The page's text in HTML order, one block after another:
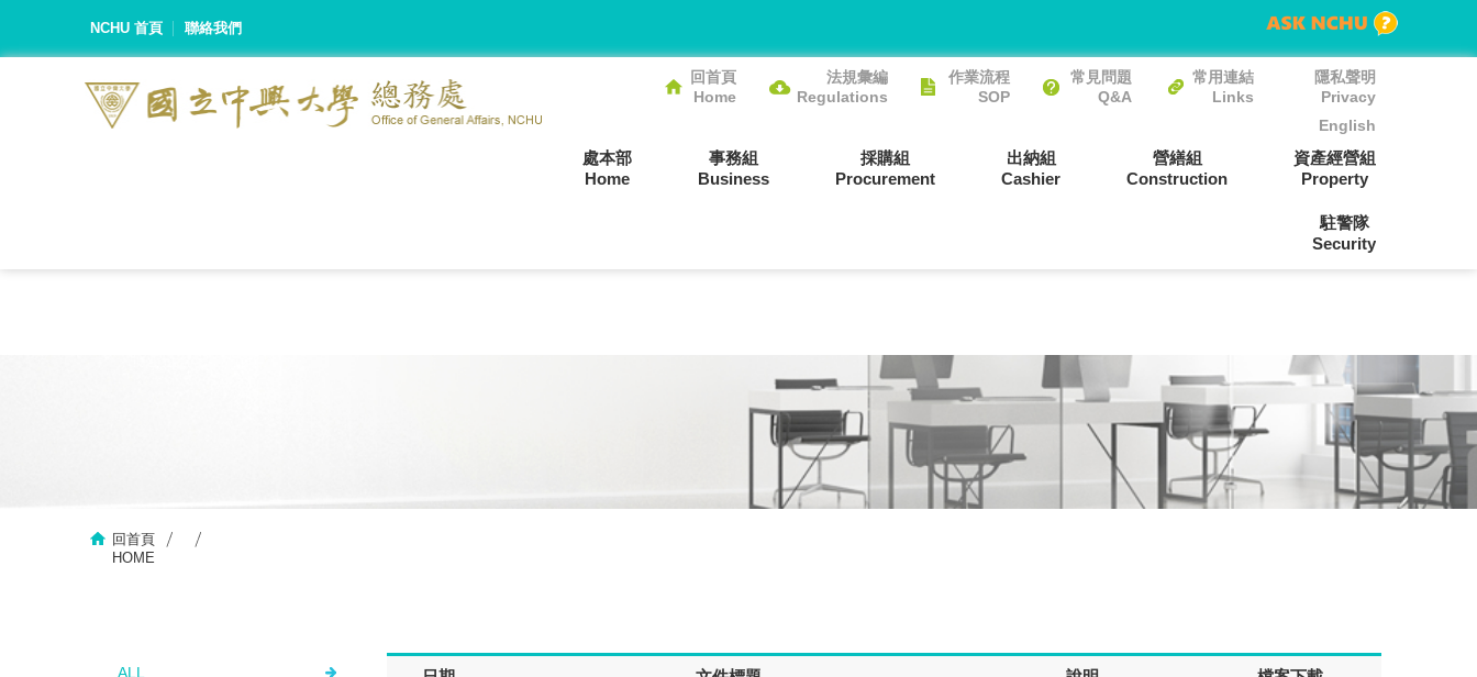
NCHU 首頁 聯絡我們
回首頁
Home
法規彙編
Regulations
作業流程
SOP
常見問題
Q&A
常用連結
Links
隱私聲明
Privacy
English
處本部
Home
事務組
Business
採購組
Procurement
出納組
Cashier
營繕組
Construction
資產經營組
Property
駐警隊
Security
回首頁
HOME
ALL